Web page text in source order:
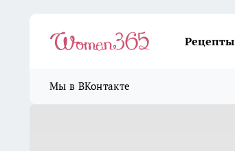
Рецепты
Мы в ВКонтакте